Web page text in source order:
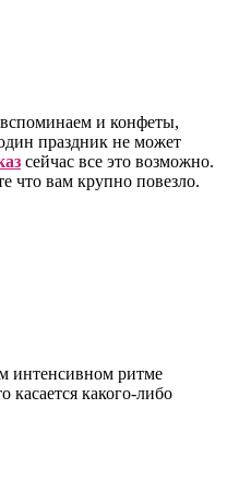
и конфеты,
праздник не может
сейчас все это возможно.
что вам крупно повезло.
интенсивном ритме
какого-либо